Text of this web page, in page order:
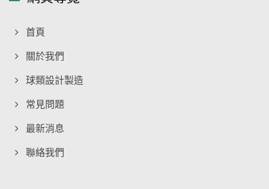
首頁
關於我們
球類設計製造
常見問題
最新消息
聯絡我們